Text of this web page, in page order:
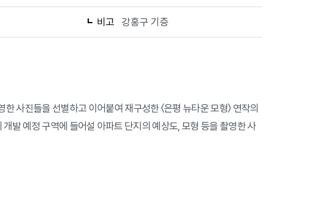
비고 강홍구 기증
사진들을 선별하고 이어붙여 재구성한 〈은평 뉴타운 모형〉 연작의
발 예정 구역에 들어설 아파트 단지의 예상도, 모형 등을 촬영한 사